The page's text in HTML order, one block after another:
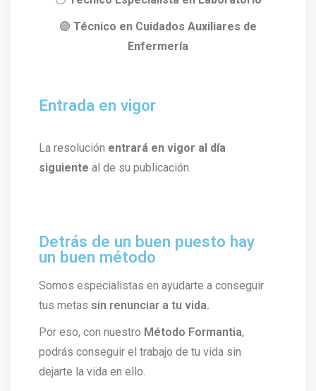
🟣 Técnico en Cuidados Auxiliares de
Enfermería
Entrada en vigor
La resolución entrará en vigor al día
siguiente al de su publicación.
Detrás de un buen puesto hay
un buen método
Somos especialistas en ayudarte a conseguir
tus metas sin renunciar a tu vida.
Por eso, con nuestro Método Formantia,
podrás conseguir el trabajo de tu vida sin
dejarte la vida en ello.